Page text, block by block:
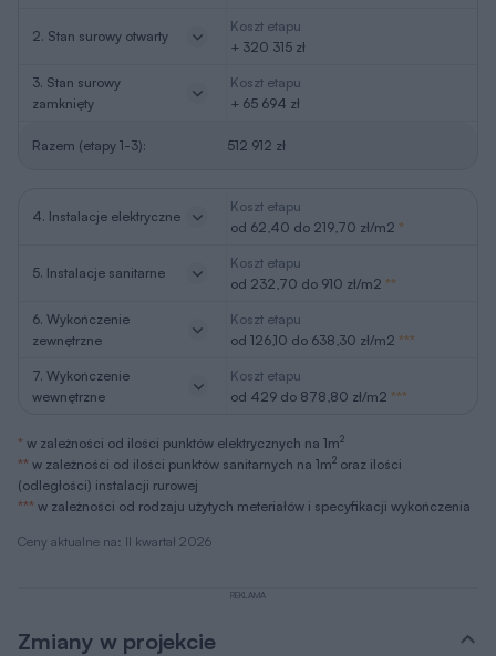
Ceny aktualne na: II kwartał 2026
2. Stan surowy otwarty
Koszt etapu
+ 320 315 zł
3. Stan surowy
zamknięty
Koszt etapu
+ 65 694 zł
Razem (etapy 1-3): 512 912 zł
4. Instalacje elektryczne
Koszt etapu
od 62,40 do 219,70 zł/m2 *
5. Instalacje sanitarne
Koszt etapu
od 232,70 do 910 zł/m2 **
6. Wykończenie
zewnętrzne
Koszt etapu
od 126,10 do 638,30 zł/m2 ***
7. Wykończenie
wewnętrzne
Koszt etapu
od 429 do 878,80 zł/m2 ***
* w zależności od ilości punktów elektrycznych na 1m2
** w zależności od ilości punktów sanitarnych na 1m2 oraz ilości
(odległości) instalacji rurowej
*** w zależności od rodzaju użytych meteriałów i specyfikacji wykończenia
REKLAMA
Zmiany w projekcie